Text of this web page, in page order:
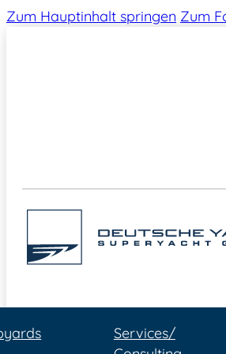
Zum Hauptinhalt springen Zum
Services/